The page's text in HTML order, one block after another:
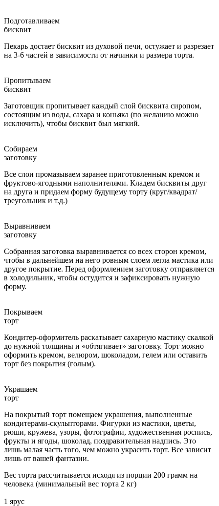
Подготавливаем
бисквит
Пекарь достает бисквит из духовой печи, остужает и разрезает
на 3-6 частей в зависимости от начинки и размера торта.
Пропитываем
бисквит
Заготовщик пропитывает каждый слой бисквита сиропом,
состоящим из воды, сахара и коньяка (по желанию можно
исключить), чтобы бисквит был мягкий.
Собираем
заготовку
Все слои промазываем заранее приготовленным кремом и
фруктово-ягодными наполнителями. Кладем бисквиты друг
на друга и придаем форму будущему торту (круг/квадрат/
треугольник и т.д.)
Выравниваем
заготовку
Собранная заготовка выравнивается со всех сторон кремом,
чтобы в дальнейшем на него ровным слоем легла мастика или
другое покрытие. Перед оформлением заготовку отправляется
в холодильник, чтобы остудится и зафиксировать нужную
форму.
Покрываем
торт
Кондитер-оформитель раскатывает сахарную мастику скалкой
до нужной толщины и «обтягивает» заготовку. Торт можно
оформить кремом, велюром, шоколадом, гелем или оставить
торт без покрытия (голым).
Украшаем
торт
На покрытый торт помещаем украшения, выполненные
кондитерами-скульпторами. Фигурки из мастики, цветы,
рюши, кружева, узоры, фотографии, художественная роспись,
фрукты и ягоды, шоколад, поздравительная надпись. Это
лишь малая часть того, чем можно украсить торт. Все зависит
лишь от вашей фантазии.
Вес торта рассчитывается исходя из порции 200 грамм на
человека (минимальный вес торта 2 кг)
1 ярус